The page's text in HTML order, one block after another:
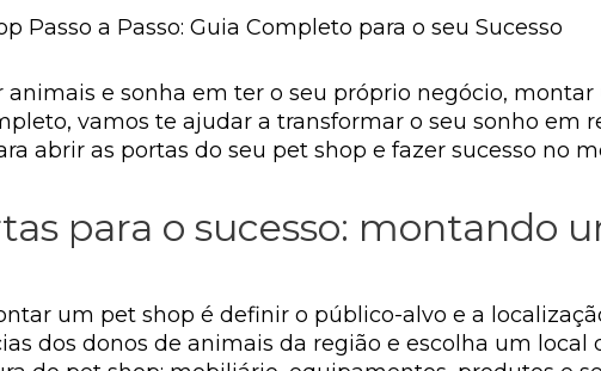
Passo a Passo: Guia Completo para o seu Sucesso
animais e sonha em ter o seu próprio negócio,
vamos te ajudar a transformar o seu sonho em
abrir as portas do seu pet shop e fazer sucesso no
para o sucesso: montando
um pet shop é definir o público-alvo e a
dos donos de animais da região e escolha um local